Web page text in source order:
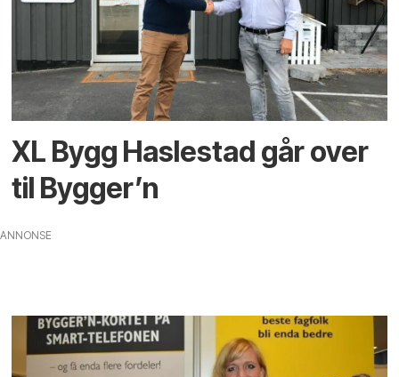
XL Bygg Haslestad går over
til Bygger’n
ANNONSE